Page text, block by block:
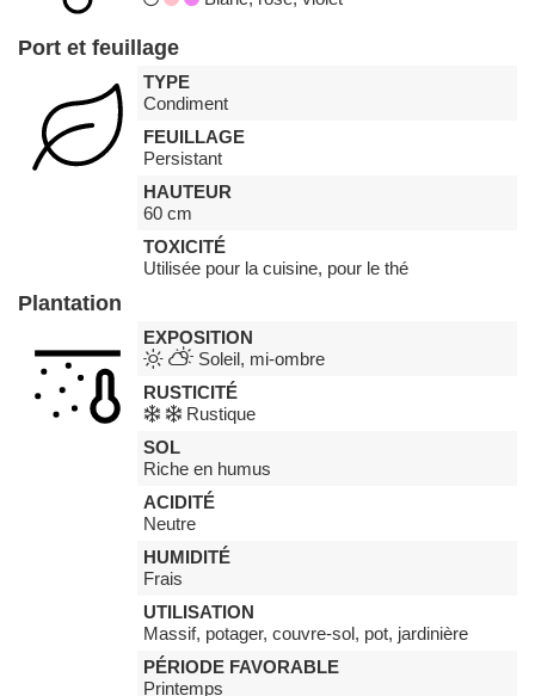
Port et feuillage
TYPE
Condiment
FEUILLAGE
Persistant
HAUTEUR
60 cm
TOXICITÉ
Utilisée pour la cuisine, pour le thé
Plantation
EXPOSITION
Soleil, mi-ombre
RUSTICITÉ
Rustique
SOL
Riche en humus
ACIDITÉ
Neutre
HUMIDITÉ
Frais
UTILISATION
Massif, potager, couvre-sol, pot, jardinière
PÉRIODE FAVORABLE
Printemps